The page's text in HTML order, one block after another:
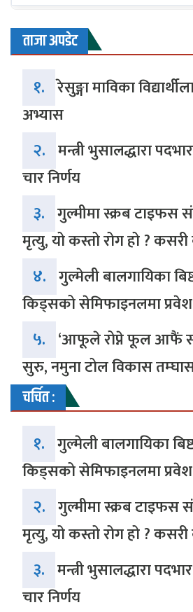
ताजा अपडेट
१. रेसुङ्गा माविका
अभ्यास
२. मन्त्री भुसालद्धारा
चार निर्णय
३. गुल्मीमा स्क्रब टाइफस
मृत्यु, यो कस्तो रोग हो ?
४. गुल्मेली बालगायिका
किड्सको सेमिफाइनलमा प्रवेश
५. ‘आफूले रोप्ने फूल आफैं
सुरु, नमुना टोल विकास
चर्चित :
१. गुल्मेली बालगायिका
किड्सको सेमिफाइनलमा प्रवेश
२. गुल्मीमा स्क्रब टाइफस
मृत्यु, यो कस्तो रोग हो ?
३. मन्त्री भुसालद्धारा
चार निर्णय